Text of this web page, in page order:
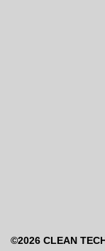
©2026 CLEAN